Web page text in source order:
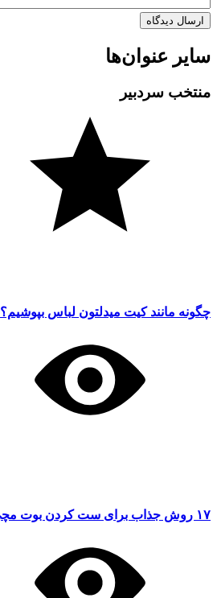
سایر عنوان‌ها
منتخب سردبیر
چگونه مانند کیت میدلتون لباس بپوشیم؟
۱۷ روش جذاب برای ست کردن بوت مچی قرمز در استایل